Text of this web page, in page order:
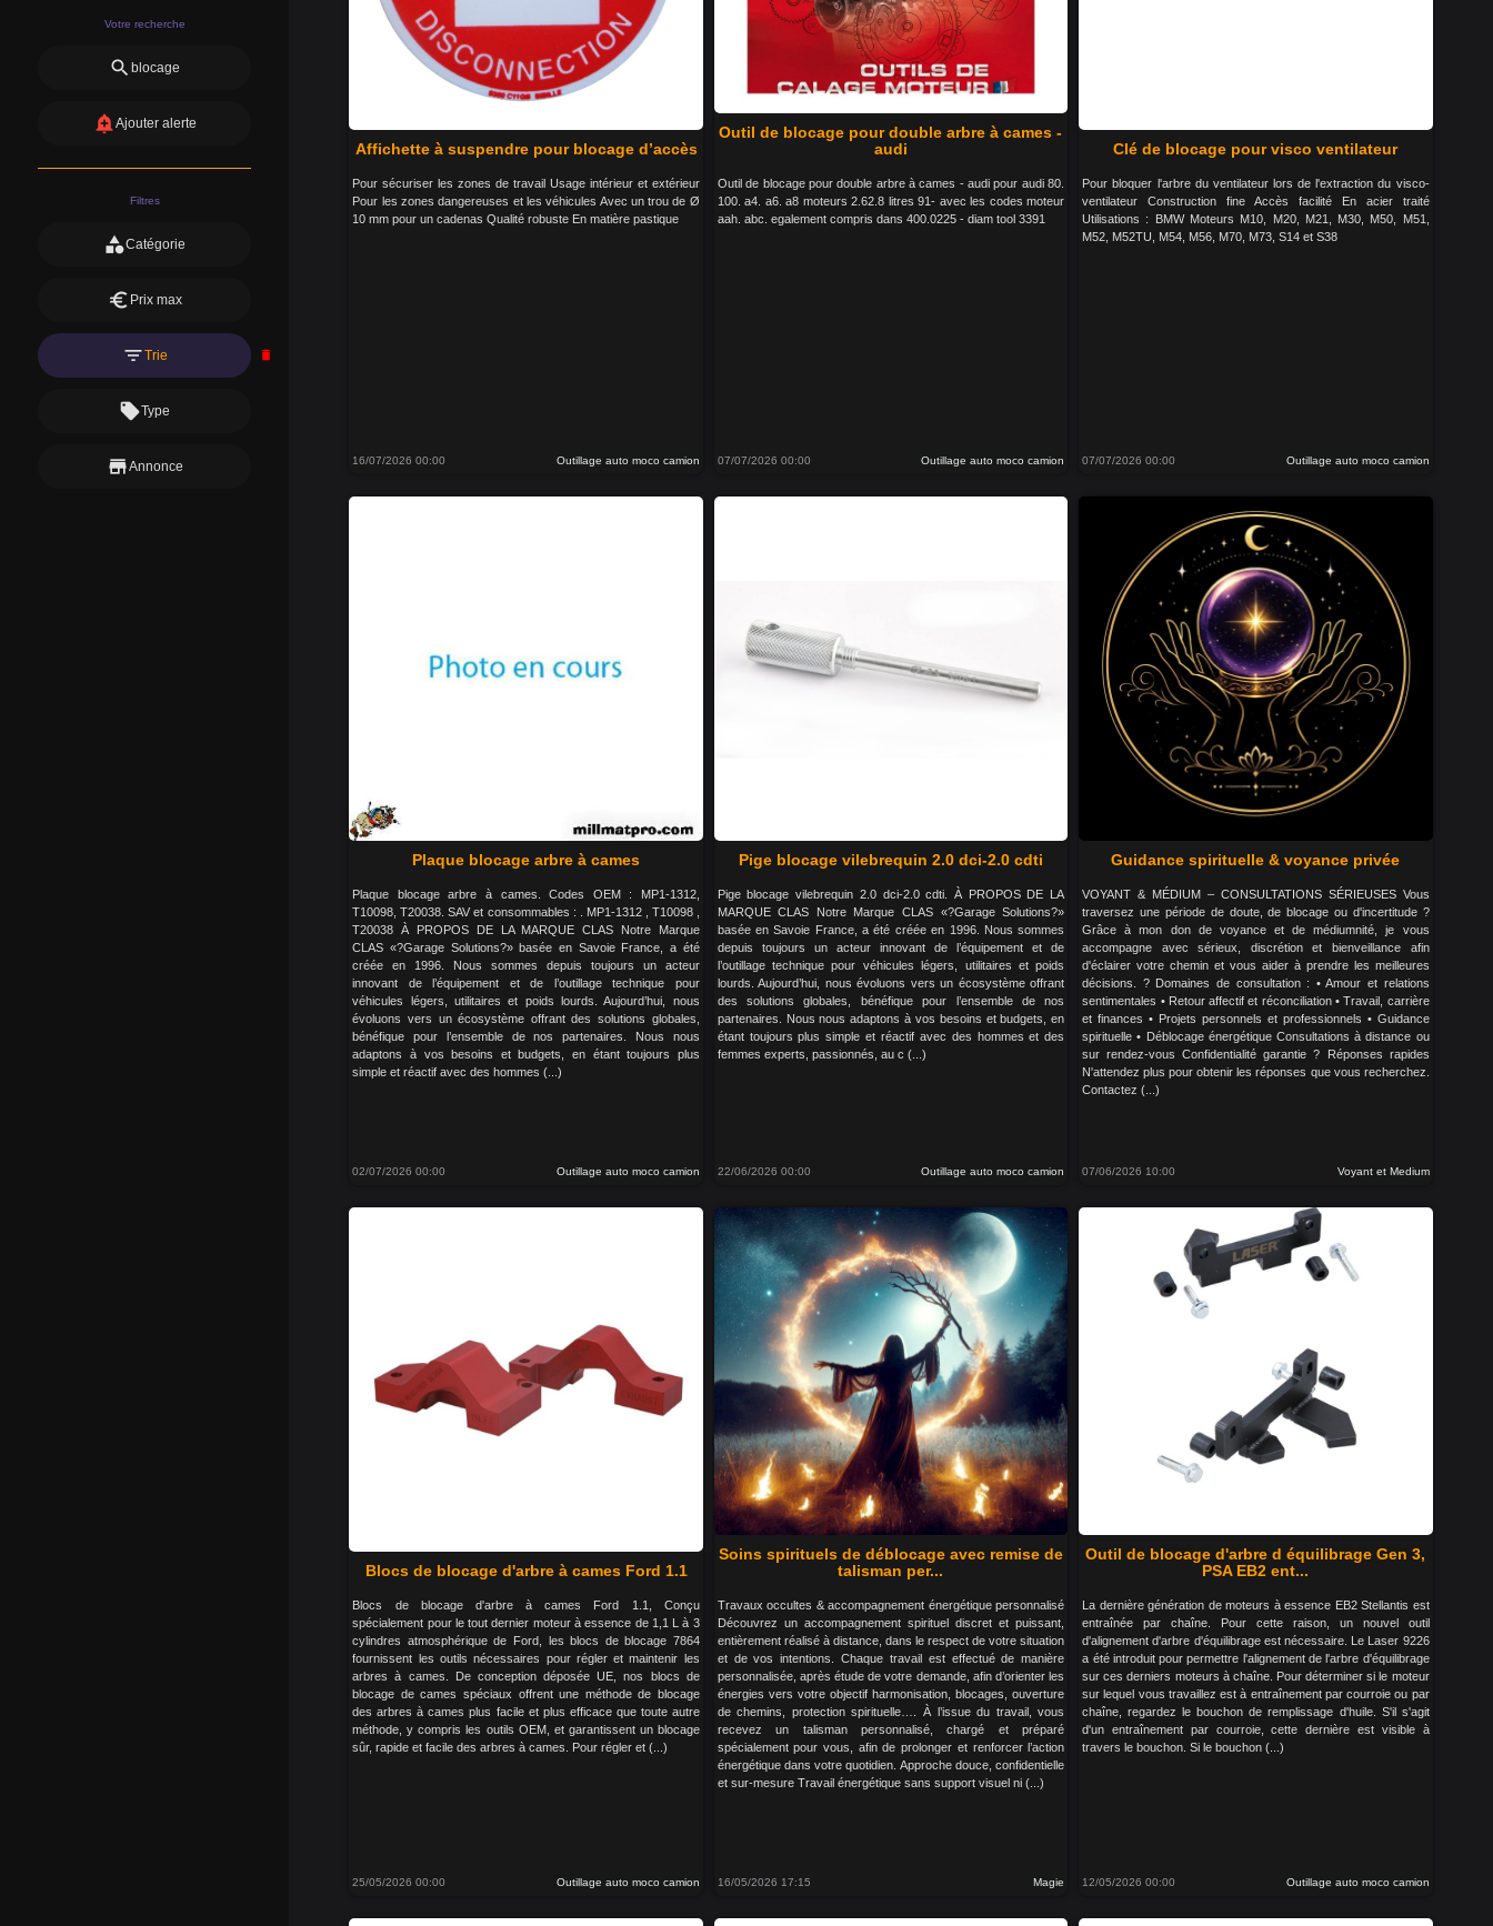
Votre recherche
search blocage
add_alertAjouter alerte
Filtres
categoryCatégorie
euro Prix max
filter_listTrie delete
local_offerType
storeAnnonce
Affichette à suspendre pour blocage d’accès
Pour sécuriser les zones de travail Usage intérieur et extérieur
Pour les zones dangereuses et les véhicules Avec un trou de Ø
10 mm pour un cadenas Qualité robuste En matière pastique
16/07/2026 00:00 Outillage auto moco camion
Outil de blocage pour double arbre à cames -
audi
Outil de blocage pour double arbre à cames - audi pour audi 80.
100. a4. a6. a8 moteurs 2.62.8 litres 91- avec les codes moteur
aah. abc. egalement compris dans 400.0225 - diam tool 3391
07/07/2026 00:00 Outillage auto moco camion
Clé de blocage pour visco ventilateur
Pour bloquer l'arbre du ventilateur lors de l'extraction du visco-
ventilateur Construction fine Accès facilité En acier traité
Utilisations : BMW Moteurs M10, M20, M21, M30, M50, M51,
M52, M52TU, M54, M56, M70, M73, S14 et S38
07/07/2026 00:00 Outillage auto moco camion
Plaque blocage arbre à cames
Plaque blocage arbre à cames. Codes OEM : MP1-1312,
T10098, T20038. SAV et consommables : . MP1-1312 , T10098 ,
T20038 À PROPOS DE LA MARQUE CLAS Notre Marque
CLAS «?Garage Solutions?» basée en Savoie France, a été
créée en 1996. Nous sommes depuis toujours un acteur
innovant de l’équipement et de l’outillage technique pour
véhicules légers, utilitaires et poids lourds. Aujourd’hui, nous
évoluons vers un écosystème offrant des solutions globales,
bénéfique pour l’ensemble de nos partenaires. Nous nous
adaptons à vos besoins et budgets, en étant toujours plus
simple et réactif avec des hommes (...)
02/07/2026 00:00 Outillage auto moco camion
Pige blocage vilebrequin 2.0 dci-2.0 cdti
Pige blocage vilebrequin 2.0 dci-2.0 cdti. À PROPOS DE LA
MARQUE CLAS Notre Marque CLAS «?Garage Solutions?»
basée en Savoie France, a été créée en 1996. Nous sommes
depuis toujours un acteur innovant de l’équipement et de
l’outillage technique pour véhicules légers, utilitaires et poids
lourds. Aujourd’hui, nous évoluons vers un écosystème offrant
des solutions globales, bénéfique pour l’ensemble de nos
partenaires. Nous nous adaptons à vos besoins et budgets, en
étant toujours plus simple et réactif avec des hommes et des
femmes experts, passionnés, au c (...)
22/06/2026 00:00 Outillage auto moco camion
Guidance spirituelle & voyance privée
VOYANT & MÉDIUM – CONSULTATIONS SÉRIEUSES Vous
traversez une période de doute, de blocage ou d'incertitude ?
Grâce à mon don de voyance et de médiumnité, je vous
accompagne avec sérieux, discrétion et bienveillance afin
d'éclairer votre chemin et vous aider à prendre les meilleures
décisions. ? Domaines de consultation : • Amour et relations
sentimentales • Retour affectif et réconciliation • Travail, carrière
et finances • Projets personnels et professionnels • Guidance
spirituelle • Déblocage énergétique Consultations à distance ou
sur rendez-vous Confidentialité garantie ? Réponses rapides
N'attendez plus pour obtenir les réponses que vous recherchez.
Contactez (...)
07/06/2026 10:00 Voyant et Medium
Blocs de blocage d'arbre à cames Ford 1.1
Blocs de blocage d'arbre à cames Ford 1.1, Conçu
spécialement pour le tout dernier moteur à essence de 1,1 L à 3
cylindres atmosphérique de Ford, les blocs de blocage 7864
fournissent les outils nécessaires pour régler et maintenir les
arbres à cames. De conception déposée UE, nos blocs de
blocage de cames spéciaux offrent une méthode de blocage
des arbres à cames plus facile et plus efficace que toute autre
méthode, y compris les outils OEM, et garantissent un blocage
sûr, rapide et facile des arbres à cames. Pour régler et (...)
25/05/2026 00:00 Outillage auto moco camion
Soins spirituels de déblocage avec remise de
talisman per...
Travaux occultes & accompagnement énergétique personnalisé
Découvrez un accompagnement spirituel discret et puissant,
entièrement réalisé à distance, dans le respect de votre situation
et de vos intentions. Chaque travail est effectué de manière
personnalisée, après étude de votre demande, afin d’orienter les
énergies vers votre objectif harmonisation, blocages, ouverture
de chemins, protection spirituelle…. À l’issue du travail, vous
recevez un talisman personnalisé, chargé et préparé
spécialement pour vous, afin de prolonger et renforcer l’action
énergétique dans votre quotidien. Approche douce, confidentielle
et sur-mesure Travail énergétique sans support visuel ni (...)
16/05/2026 17:15 Magie
Outil de blocage d'arbre d équilibrage Gen 3,
PSA EB2 ent...
La dernière génération de moteurs à essence EB2 Stellantis est
entraînée par chaîne. Pour cette raison, un nouvel outil
d'alignement d'arbre d'équilibrage est nécessaire. Le Laser 9226
a été introduit pour permettre l'alignement de l'arbre d'équilibrage
sur ces derniers moteurs à chaîne. Pour déterminer si le moteur
sur lequel vous travaillez est à entraînement par courroie ou par
chaîne, regardez le bouchon de remplissage d'huile. S'il s'agit
d'un entraînement par courroie, cette dernière est visible à
travers le bouchon. Si le bouchon (...)
12/05/2026 00:00 Outillage auto moco camion